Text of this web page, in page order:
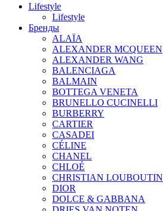
Lifestyle
Lifestyle
Бренды
ALAÏA
ALEXANDER MCQUEEN
ALEXANDER WANG
BALENCIAGA
BALMAIN
BOTTEGA VENETA
BRUNELLO CUCINELLI
BURBERRY
CARTIER
CASADEI
CÉLINE
CHANEL
CHLOÉ
CHRISTIAN LOUBOUTIN
DIOR
DOLCE & GABBANA